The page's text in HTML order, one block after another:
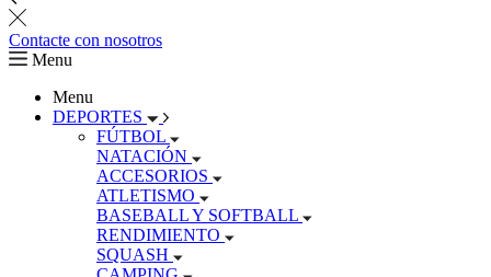
Contacte con nosotros
Menu
Menu
DEPORTES
FÚTBOL
NATACIÓN
ACCESORIOS
ATLETISMO
BASEBALL Y SOFTBALL
RENDIMIENTO
SQUASH